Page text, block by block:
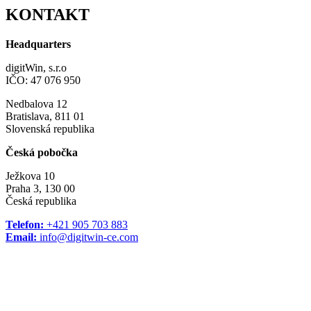
KONTAKT
Headquarters
digitWin, s.r.o
IČO: 47 076 950
Nedbalova 12
Bratislava, 811 01
Slovenská republika
Česká pobočka
Ježkova 10
Praha 3, 130 00
Česká republika
Telefon: +421 905 703 883
Email: info@digitwin-ce.com